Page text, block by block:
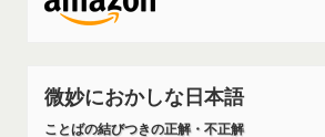
微妙におかしな日本語
ことばの結びつきの正解・不正解